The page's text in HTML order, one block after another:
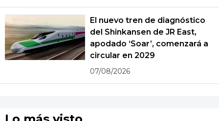
El nuevo tren de diagnóstico
del Shinkansen de JR East,
apodado ‘Soar’, comenzará a
circular en 2029
07/08/2026